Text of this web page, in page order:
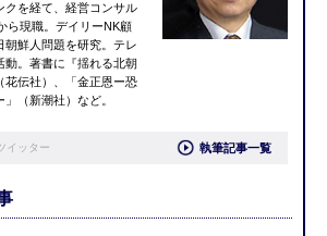
クを経て、経営コンサル
ら現職。デイリーNK顧
朝鮮人問題を研究。テレ
動。著書に『揺れる北朝
花伝社）、「金正恩ー恐
」（新潮社）など。
イッター 執筆記事一覧